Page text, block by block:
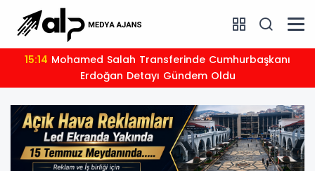
15:14
Erdoğan Detayı Gündem Oldu